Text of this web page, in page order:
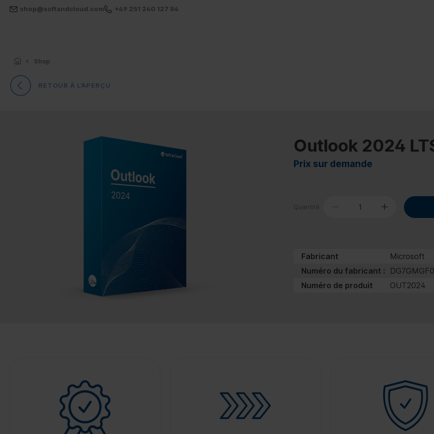
shop@softandcloud.com +49 251 240 127 84
Shop
RETOUR À L’APERÇU
Outlook 2024
Prix sur demande
Quantité
Fabricant
Microsoft
Numéro du fabricant :
Numéro de produit
OUT2024